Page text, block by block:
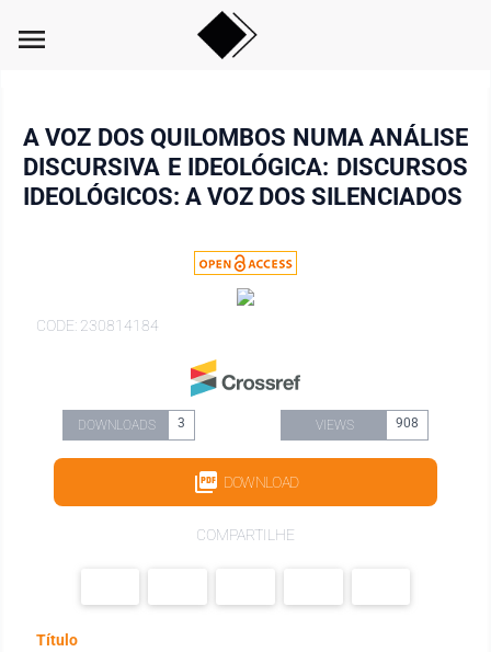
menu
A VOZ DOS QUILOMBOS NUMA ANÁLISE
DISCURSIVA E IDEOLÓGICA: DISCURSOS
IDEOLÓGICOS: A VOZ DOS SILENCIADOS
CODE: 230814184
DOWNLOADS 3 VIEWS 908
DOWNLOAD
COMPARTILHE
Título